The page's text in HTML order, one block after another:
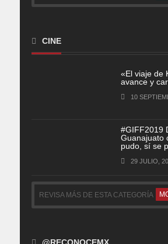
CINE
«El viaje de
avance y
10
#GIFF2019
Guanajuato
pudo, sí se
29 JULIO,
REVISA MÁS DE ESTA CATEGORÍA